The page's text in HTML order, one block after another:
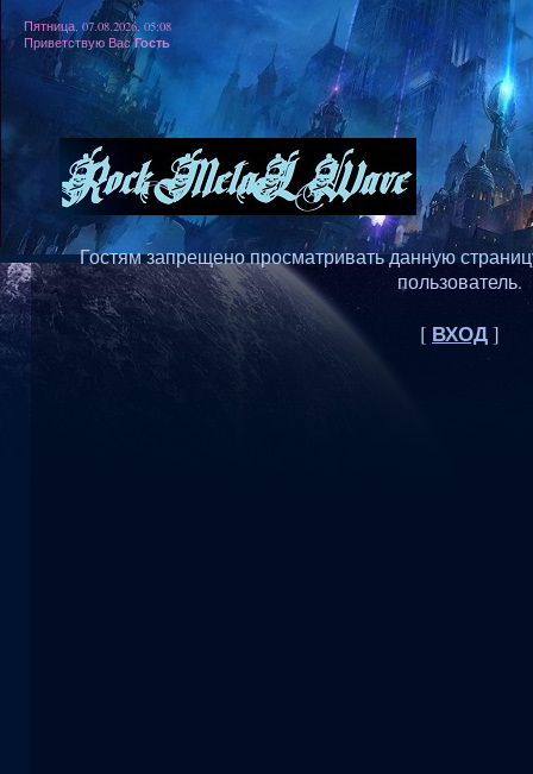
Пятница, 07.08.2026, 05:08
Приветствую Вас Гость
Гостям запрещено просматривать данную
пользователь.
[ ВХОД]